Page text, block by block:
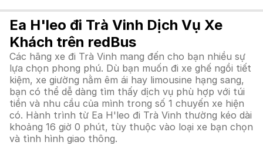
Ea H'leo đi Trà Vinh Dịch Vụ Xe
Khách trên redBus
Các hãng xe đi Trà Vinh mang đến cho bạn nhiều sự
lựa chọn phong phú. Dù bạn muốn đi xe ghế ngồi tiết
kiệm, xe giường nằm êm ái hay limousine hạng sang,
bạn có thể dễ dàng tìm thấy dịch vụ phù hợp với túi
tiền và nhu cầu của mình trong số 1 chuyến xe hiện
có. Hành trình từ Ea H'leo đi Trà Vinh thường kéo dài
khoảng 16 giờ 0 phút, tùy thuộc vào loại xe bạn chọn
và tình hình giao thông.